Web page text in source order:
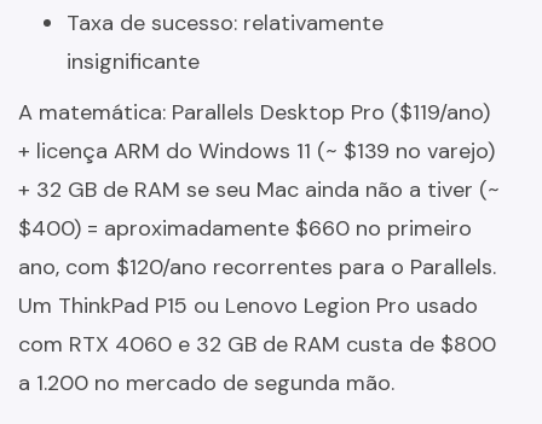
Taxa de sucesso: relativamente
insignificante
A matemática: Parallels Desktop Pro ($119/ano)
+ licença ARM do Windows 11 (~ $139 no varejo)
+ 32 GB de RAM se seu Mac ainda não a tiver (~
$400) = aproximadamente $660 no primeiro
ano, com $120/ano recorrentes para o Parallels.
Um ThinkPad P15 ou Lenovo Legion Pro usado
com RTX 4060 e 32 GB de RAM custa de $800
a 1.200 no mercado de segunda mão.